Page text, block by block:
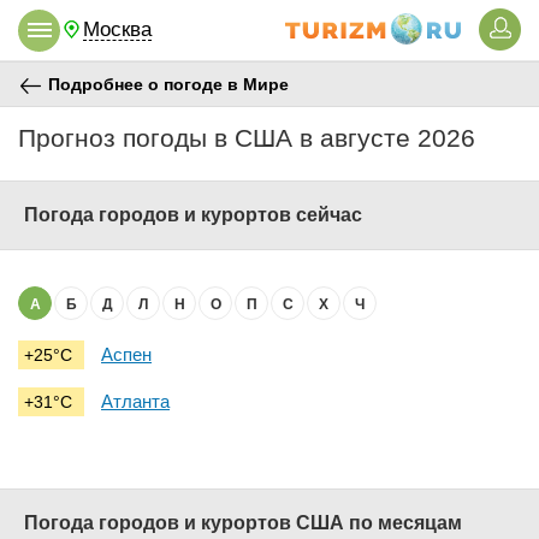
Москва
Подробнее о погоде в Мире
Прогноз погоды в США в августе 2026
Погода городов и курортов сейчас
А Б Д Л Н О П С Х Ч
+25°C Аспен
+31°C Атланта
Погода городов и курортов США по месяцам